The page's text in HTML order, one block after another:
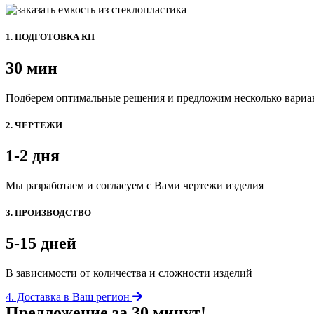
1. ПОДГОТОВКА КП
30 мин
Подберем оптимальные решения и предложим несколько
2. ЧЕРТЕЖИ
1-2 дня
Мы разработаем и согласуем с Вами чертежи изделия
3. ПРОИЗВОДСТВО
5-15 дней
В зависимости от количества и сложности изделий
4. Доставка в Ваш регион